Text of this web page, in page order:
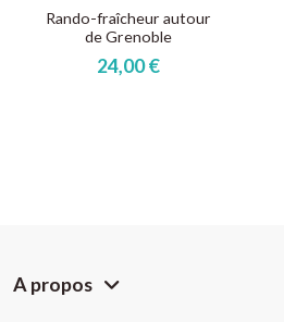
Rando-fraîcheur autour
de Grenoble
24,00 €
A propos